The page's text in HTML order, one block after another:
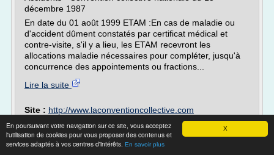
X
En poursuivant votre navigation sur ce site, vous acceptez
l'utilisation de cookies pour vous proposer des contenus et
services adaptés à vos centres d'intérêts. En savoir plus
décembre 1987
En date du 01 août 1999 ETAM :En cas de maladie ou
d'accident dûment constatés par certificat médical et
contre-visite, s'il y a lieu, les ETAM recevront les
allocations maladie nécessaires pour compléter, jusqu'à
concurrence des appointements ou fractions...
Lire la suite
Site : http://www.laconventioncollective.com
Thèmes liés :recherche d emploi dans l
education/contrat de travail a duree indeterminee
/contrat de travail et accord d'entreprise